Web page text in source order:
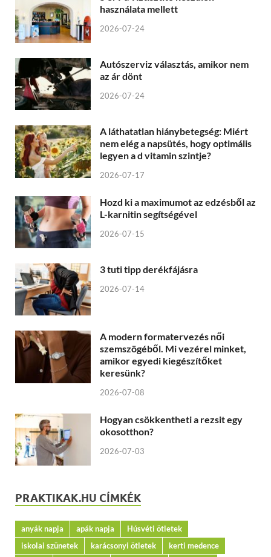
használata mellett
2026-07-24
Autószerviz választás, amikor nem
az ár dönt
2026-07-24
A láthatatlan hiánybetegség: Miért
nem elég a napsütés, hogy optimális
legyen a d vitamin szintje?
2026-07-17
Hozd ki a maximumot az edzésből az
L-karnitin segítségével
2026-07-15
3 tuti tipp derékfájásra
2026-07-14
A modern formatervezés női
szemszögéből. Mi vezérel minket,
amikor egyedi kiegészítőket
keresünk?
2026-07-08
Hogyan csökkentheti a rezsit egy
okosotthon?
2026-07-03
PRAKTIKAK.HU CÍMKÉK
anyák napja apák napja
Húsvéti ötletek
iskolai szünetek
karácsonyi ötletek
kerti medence